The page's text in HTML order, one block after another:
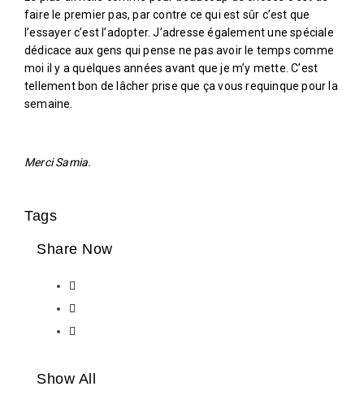
faire le premier pas, par contre ce qui est sûr c’est que
l’essayer c’est l’adopter. J’adresse également une spéciale
dédicace aux gens qui pense ne pas avoir le temps comme
moi il y a quelques années avant que je m’y mette. C’est
tellement bon de lâcher prise que ça vous requinque pour la
semaine.
Merci Samia.
Tags
Share Now
Show All